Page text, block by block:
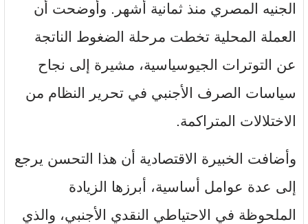
الجنيه المصري منذ ثمانية أشهر. وأوضحت أن
العملة المحلية تخطت مرحلة الضغوط الناتجة
عن التوترات الجيوسياسية، مشيرة إلى نجاح
سياسات الصرف الأجنبي في تحرير النظام من
الاختلالات المتراكمة.
وأضافت الخبيرة الاقتصادية أن هذا التحسن يرجع
إلى عدة عوامل أساسية، أبرزها الزيادة
الملحوظة في الاحتياطي النقدي الأجنبي، والذي